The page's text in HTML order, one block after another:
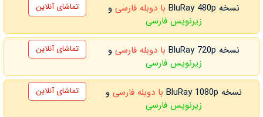
نسخه BluRay 480p با دوبله فارسیو
زیرنویس فارسی
تماشای آنلاین
نسخه BluRay 720p با دوبله فارسیو
زیرنویس فارسی
تماشای آنلاین
نسخه BluRay 1080p با دوبله فارسیو
زیرنویس فارسی
تماشای آنلاین